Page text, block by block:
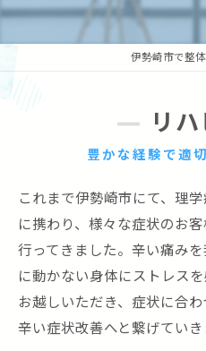
伊勢崎市で整体
リ
豊かな経験で適
これまで伊勢崎市にて、理
に携わり、様々な症状のお
行ってきました。辛い痛み
に動かない身体にストレス
お越しいただき、症状に合
辛い症状改善へと繋げていき